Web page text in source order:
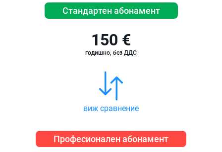
Стандартен абонамент
150 €
годишно, без ДДС
виж сравнение
Професионален абонамент